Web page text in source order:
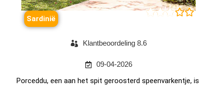

Sardinië
Klantbeoordeling 8.6
09-04-2026
Porceddu, een aan het spit geroosterd speenvarkentje, is